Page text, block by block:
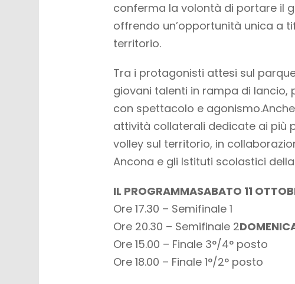
conferma la volontà di portare il
offrendo un’opportunità unica a
territorio.
Tra i protagonisti attesi sul
giovani talenti in rampa di
con spettacolo e
attività collaterali dedicate ai più
volley sul territorio, in
Ancona e gli Istituti scolastici
IL PROGRAMMASABATO 11
Ore 17.30 – Semifinale 1
Ore 20.30 – Semifinale 2
Ore 15.00 – Finale 3°/4° posto
Ore 18.00 – Finale 1°/2° posto